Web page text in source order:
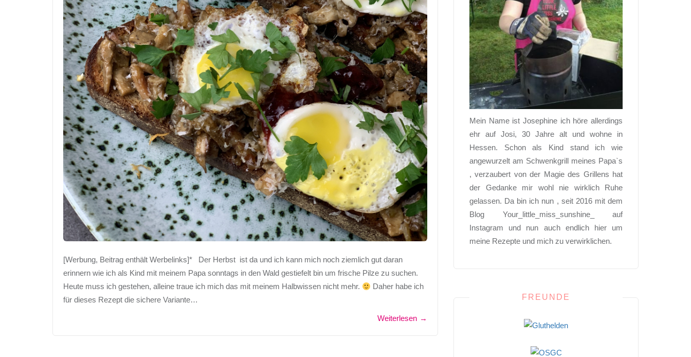
[Werbung, Beitrag enthält Werbelinks]* Der Herbst ist da und ich kann mich noch ziemlich gut daran
erinnern wie ich als Kind mit meinem Papa sonntags in den Wald gestiefelt bin um frische Pilze zu suchen.
Heute muss ich gestehen, alleine traue ich mich das mit meinem Halbwissen nicht mehr.
Daher habe ich
für dieses Rezept die sichere Variante…
Weiterlesen →
Mein Name ist Josephine ich höre allerdings
ehr auf Josi, 30 Jahre alt und wohne in
Hessen. Schon als Kind stand ich wie
angewurzelt am Schwenkgrill meines Papa`s
, verzaubert von der Magie des Grillens hat
der Gedanke mir wohl nie wirklich Ruhe
gelassen. Da bin ich nun , seit 2016 mit dem
Blog Your_little_miss_sunshine_ auf
Instagram und nun auch endlich hier um
meine Rezepte und mich zu verwirklichen.
FREUNDE